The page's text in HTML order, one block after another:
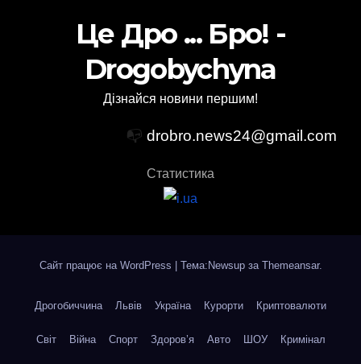
Це Дро ... Бро! -
Drogobychyna
Дізнайся новини першим!
📭 drobro.news24@gmail.com
Статистика
Сайт працює на WordPress | Тема:Newsup за Themeansar.
Дрогобиччина Львів Україна Курорти Криптовалюти
Світ Війна Спорт Здоров’я Авто ШОУ Кримінал